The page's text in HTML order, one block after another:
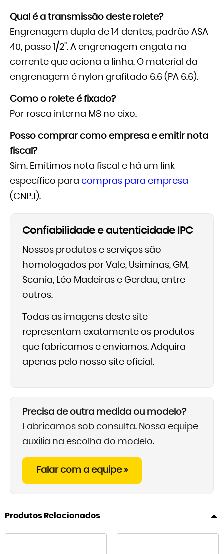
Qual é a transmissão deste rolete?
Engrenagem dupla de 14 dentes, padrão ASA
40, passo 1/2". A engrenagem engata na
corrente que aciona a linha. O material da
engrenagem é nylon grafitado 6.6 (PA 6.6).
Como o rolete é fixado?
Por rosca interna M8 no eixo.
Posso comprar como empresa e emitir nota
fiscal?
Sim. Emitimos nota fiscal e há um link
específico para compras para empresa
(CNPJ).
Confiabilidade e autenticidade IPC
Nossos produtos e serviços são
homologados por Vale, Usiminas, GM,
Scania, Léo Madeiras e Gerdau, entre
outros.
Todas as imagens deste site
representam exatamente os produtos
que fabricamos e enviamos. Adquira
apenas pelo nosso site oficial.
Precisa de outra medida ou modelo?
Fabricamos sob consulta. Nossa equipe
auxilia na escolha do modelo.
Falar com a equipe »
Produtos Relacionados